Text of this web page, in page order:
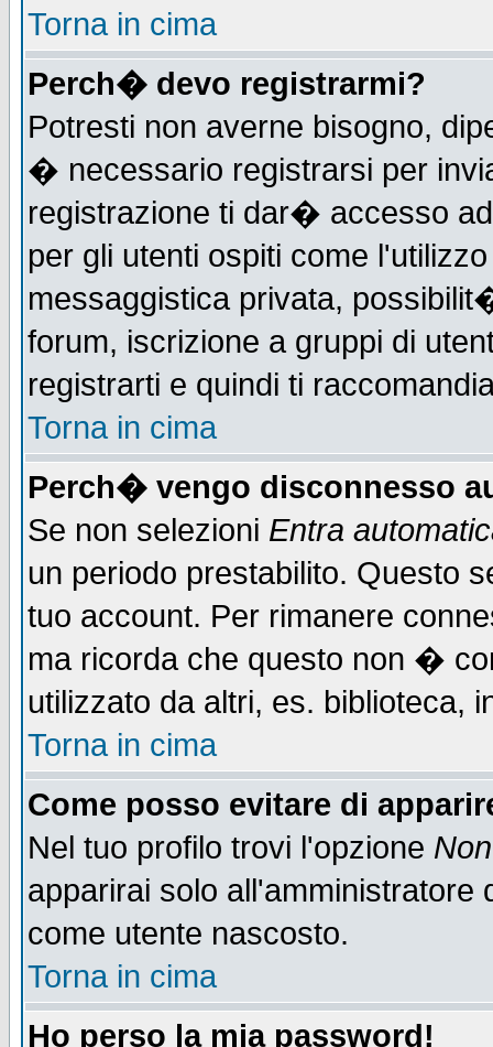
Torna in cima
Perch� devo registrarmi?
Potresti non averne bisogno,
� necessario registrarsi per
registrazione ti dar� accesso
per gli utenti ospiti come
messaggistica privata,
forum, iscrizione a gruppi di
registrarti e quindi ti
Torna in cima
Perch� vengo disconnesso
Se non selezioni Entra
un periodo prestabilito. Questo
tuo account. Per rimanere
ma ricorda che questo non �
utilizzato da altri, es.
Torna in cima
Come posso evitare di
Nel tuo profilo trovi l'opzione
apparirai solo all'amministratore
come utente nascosto.
Torna in cima
Ho perso la mia password!